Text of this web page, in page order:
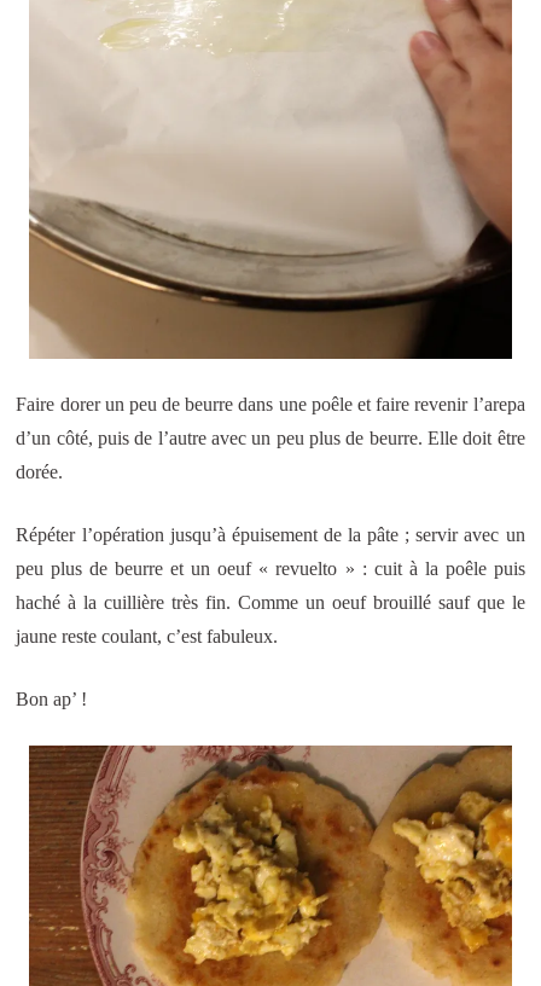
Faire dorer un peu de beurre dans une poêle et faire revenir l’arepa
d’un côté, puis de l’autre avec un peu plus de beurre. Elle doit être
dorée.
Répéter l’opération jusqu’à épuisement de la pâte ; servir avec un
peu plus de beurre et un oeuf « revuelto » : cuit à la poêle puis
haché à la cuillière très fin. Comme un oeuf brouillé sauf que le
jaune reste coulant, c’est fabuleux.
Bon ap’ !